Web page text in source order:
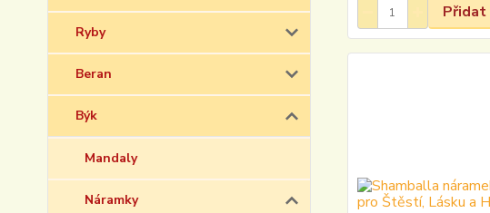
Ryby
Beran
Býk
Mandaly
Náramky
Přidat